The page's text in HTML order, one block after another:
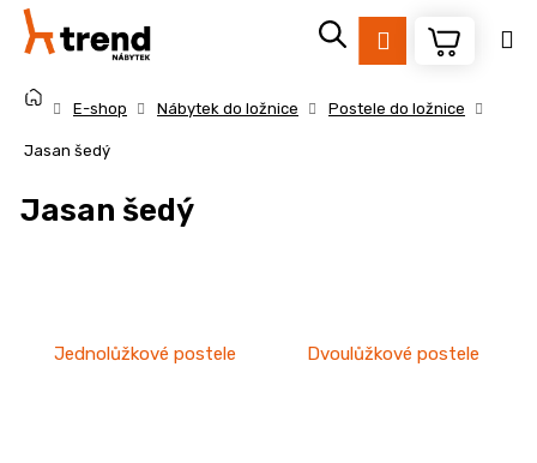
Přejít
obsah
Přihlášení
E-shop Nábytek do ložnice Postele do ložnice
Jasan šedý
Jasan šedý
Jednolůžkové postele Dvoulůžkové postele
Zpět
Zpět